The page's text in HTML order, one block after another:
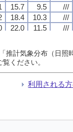
15.7 9.5
///
18.4 10.3
///
22.0 11.5
///
12.2 3.9
///
6.3 2.3
///
3.2
///
15.5 4.9 ///
15.7 9.5
///
18.4 10.3
///
22.0 11.5
///
12.2 3.9
///
6.3 2.3
///
3.2
///
15.5 4.9 ///
15.7 9.5
///
18.4 10.3
///
22.0 11.5
///
12.2 3.9
///
6.3 2.3
///
3.2
///
15.5 4.9 ///
15.7 9.5
///
18.4 10.3
///
22.0 11.5
///
12.2 3.9
///
6.3 2.3
///
3.2
///
15.5 4.9 ///
推計気象分布（日
覧ください。
利用される